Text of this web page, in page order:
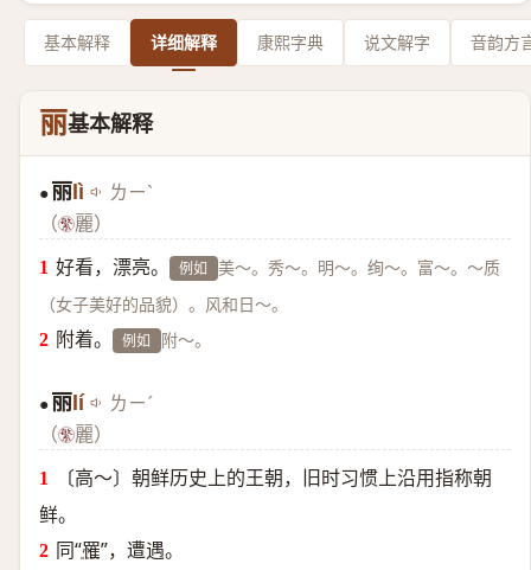
基本解释 详细解释 康熙字典 说文解字 音韵方
丽基本解释
● 丽 lì ㄌㄧˋ
（
麗）
好看，漂亮。
例如 美～。秀～。明～。绚～。富～。～质
（女子美好的品貌）。风和日～。
附着。 例如 附～。
● 丽 lí ㄌㄧˊ
（
麗）
〔高～〕朝鲜历史上的王朝，旧时习惯上沿用指称朝
鲜。
同“罹”，遭遇。